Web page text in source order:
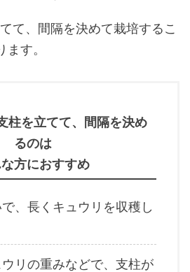
て、間隔を決めて栽培するこ
す。
柱を立てて、間隔を決め
るのは
方におすすめ
、長くキュウリを収穫し
リの重みなどで、支柱が